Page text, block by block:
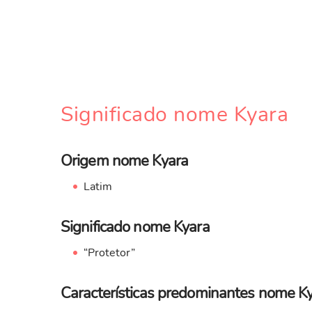
Significado nome Kyara
Origem nome Kyara
Latim
Significado nome Kyara
“Protetor”
Características predominantes nome